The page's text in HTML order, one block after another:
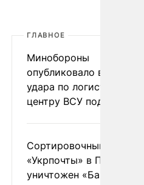
ГЛАВНОЕ
Минобороны
опубликовало видео
удара по
центру ВСУ под Киевом
Сортировочный пункт
«Укрпочты» в
уничтожен